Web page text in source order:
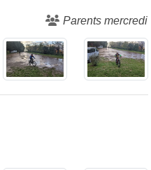
Parents mercredi